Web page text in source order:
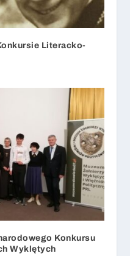
Literacko-
Konkursu
Wyklętych